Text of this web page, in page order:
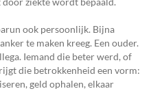
ook persoonlijk. Bijna
te maken kreeg. Een ouder.
Iemand die beter werd, of
die betrokkenheid een vorm:
geld ophalen, elkaar